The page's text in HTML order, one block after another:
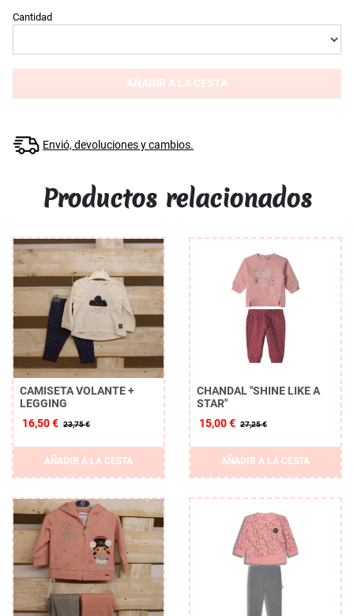
Cantidad
AÑADIR A LA CESTA
Envió, devoluciones y cambios.
Productos relacionados
CAMISETA VOLANTE +
LEGGING
16,50 € 23,75 €
AÑADIR A LA CESTA
CHANDAL "SHINE LIKE A
STAR"
15,00 € 27,25 €
AÑADIR A LA CESTA